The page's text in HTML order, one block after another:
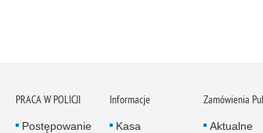
PRACA W POLICJI
Postępowanie
Informacje
Kasa
Zamówienia
Aktualne